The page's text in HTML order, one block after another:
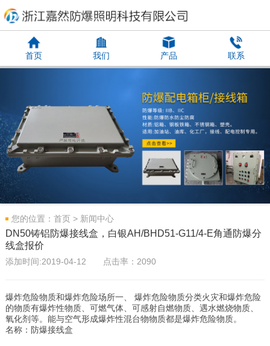
首页 我们 产品 联系
您的位置： 首页> 新闻中心
DN50铸铝防爆接线盒，白银AH/BHD51-G11/4-E角通防爆分
线盒报价
添加时间:2019-04-12 点击率：2090
爆炸危险物质和爆炸危险场所一、 爆炸危险物质分类火灾和爆炸危险
的物质有爆炸性物质、可燃气体、可感射自燃物质、遇水燃烧物质、
氧化剂等。能与空气形成爆炸性混台物物质都是爆炸危险物质。
名称：防爆接线盒